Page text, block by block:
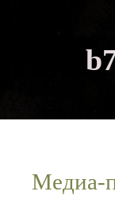
Медиа-